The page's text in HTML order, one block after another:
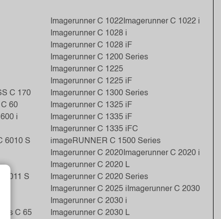
C 170
60
i
6010 S
6011 S
C 65
Imagerunner C 1022 Imagerunner C 1022 i
Imagerunner C 1028 i
Imagerunner C 1028 iF
Imagerunner C 1200 Series
Imagerunner C 1225
Imagerunner C 1225 iF
Imagerunner C 1300 Series
Imagerunner C 1325 iF
Imagerunner C 1335 iF
Imagerunner C 1335 iFC
imageRUNNER C 1500 Series
Imagerunner C 2020 Imagerunner C 2020 i
Imagerunner C 2020 L
Imagerunner C 2020 Series
Imagerunner C 2025 i Imagerunner C 2030
Imagerunner C 2030 i
Imagerunner C 2030 L